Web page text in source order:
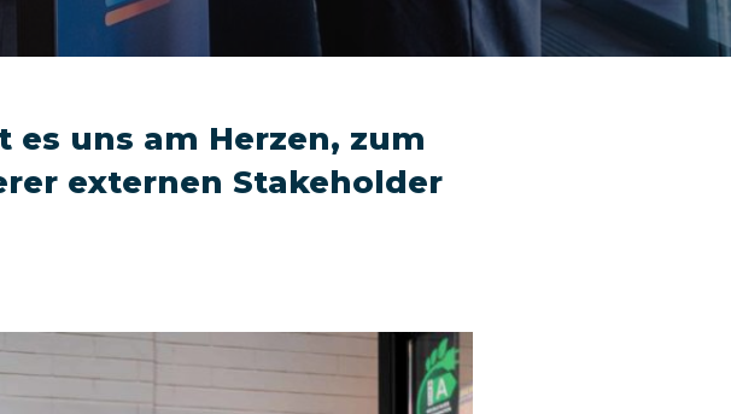
uns am Herzen, zum
externen Stakeholder